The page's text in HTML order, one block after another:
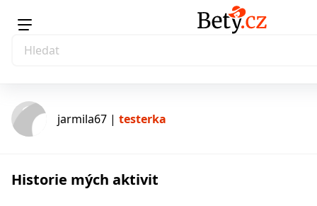
testerka
jarmila67 | testerka
Historie mých aktivit